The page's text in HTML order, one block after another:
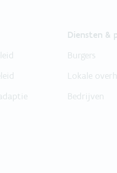
Diensten &
Burgers
Lokale
Bedrijven